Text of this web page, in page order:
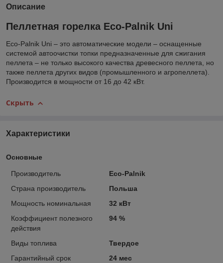
Описание
Пеллетная горелка Eco-Palnik Uni
Eco-Palnik Uni – это автоматические модели – оснащенные
системой автоочистки топки предназначенные для сжигания
пеллета – не только высокого качества древесного пеллета, но
также пеллета других видов (промышленного и агропеллета).
Производится в мощности от 16 до 42 кВт.
Скрыть
Характеристики
Основные
Производитель
Eco-Palnik
Страна производитель
Польша
Мощность номинальная
32 кВт
Коэффициент полезного
действия
94 %
Виды топлива
Твердое
Гарантийный срок
24 мес